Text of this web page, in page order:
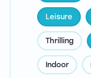
Leisure
Thrilling
Indoor